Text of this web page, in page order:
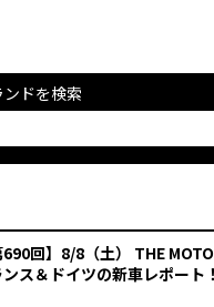
ドを検索
690回】8/8（土） THE
ンス＆ドイツの新車レポート